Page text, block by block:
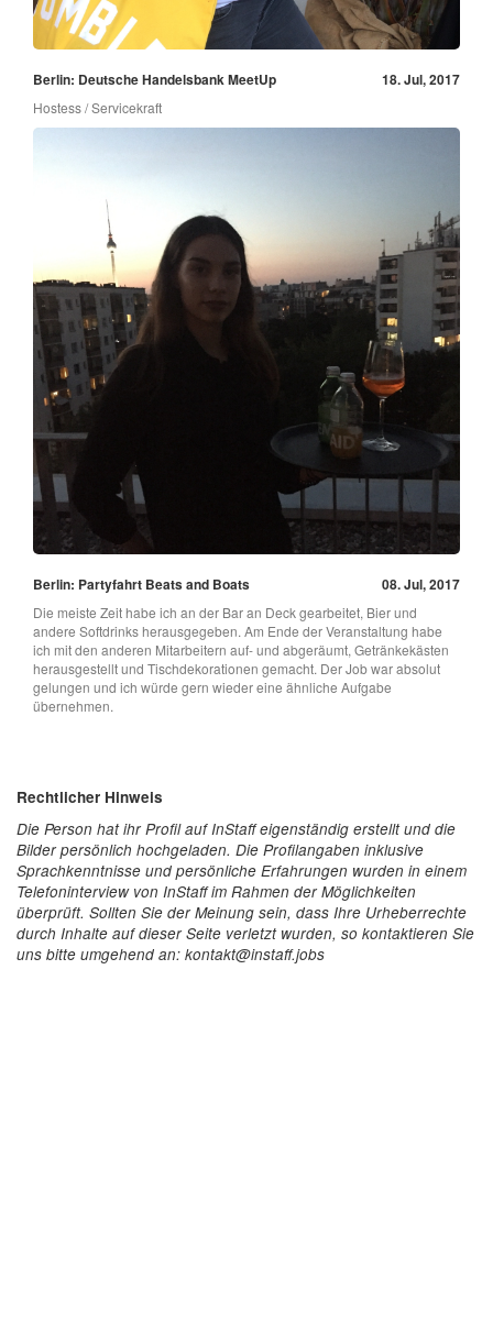
Berlin: Deutsche Handelsbank MeetUp 18. Jul, 2017
Hostess / Servicekraft
Berlin: Partyfahrt Beats and Boats 08. Jul, 2017
Die meiste Zeit habe ich an der Bar an Deck gearbeitet, Bier und
andere Softdrinks herausgegeben. Am Ende der Veranstaltung habe
ich mit den anderen Mitarbeitern auf- und abgeräumt, Getränkekästen
herausgestellt und Tischdekorationen gemacht. Der Job war absolut
gelungen und ich würde gern wieder eine ähnliche Aufgabe
übernehmen.
Rechtlicher Hinweis
Die Person hat ihr Profil auf InStaff eigenständig erstellt und die
Bilder persönlich hochgeladen. Die Profilangaben inklusive
Sprachkenntnisse und persönliche Erfahrungen wurden in einem
Telefoninterview von InStaff im Rahmen der Möglichkeiten
überprüft. Sollten Sie der Meinung sein, dass Ihre Urheberrechte
durch Inhalte auf dieser Seite verletzt wurden, so kontaktieren Sie
uns bitte umgehend an: kontakt@instaff.jobs